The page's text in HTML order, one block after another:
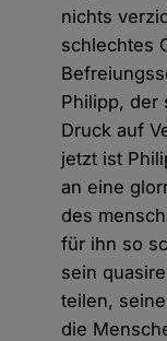
nichts
schlechtes
Philipp, der
Druck auf
jetzt ist
an eine
des
für ihn so
sein
teilen,
die